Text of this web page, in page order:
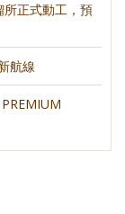
所正式動工，預
航線